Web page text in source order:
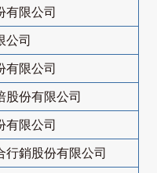
有限公司
公司
有限公司
股份有限公司
有限公司
行銷股份有限公司